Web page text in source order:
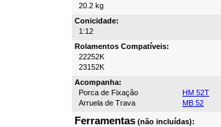
20.2 kg
Conicidade:
1:12
Rolamentos Compatíveis:
22252K
23152K
Acompanha:
Porca de Fixação
HM 52T
Arruela de Trava
MB 52
Ferramentas (não incluídas):